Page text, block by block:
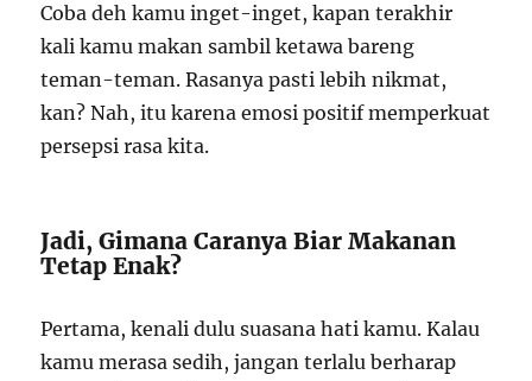
Coba deh kamu inget-inget, kapan terakhir
kali kamu makan sambil ketawa bareng
teman-teman. Rasanya pasti lebih nikmat,
kan? Nah, itu karena emosi positif memperkuat
persepsi rasa kita.
Jadi, Gimana Caranya Biar Makanan
Tetap Enak?
Pertama, kenali dulu suasana hati kamu. Kalau
kamu merasa sedih, jangan terlalu berharap